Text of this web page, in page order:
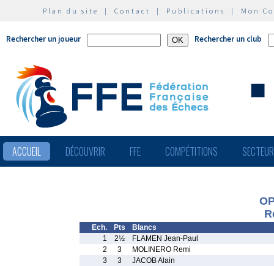
Plan du site | Contact | Publications | Mon
Rechercher un joueur Rechercher un club
ACCUEIL DÉCOUVRIR FFE COMPÉTITIONS
Ech. Pts
Blancs
1
2½
FLAMEN Jean-Paul
2
3
MOLINERO Remi
3
3
JACOB Alain